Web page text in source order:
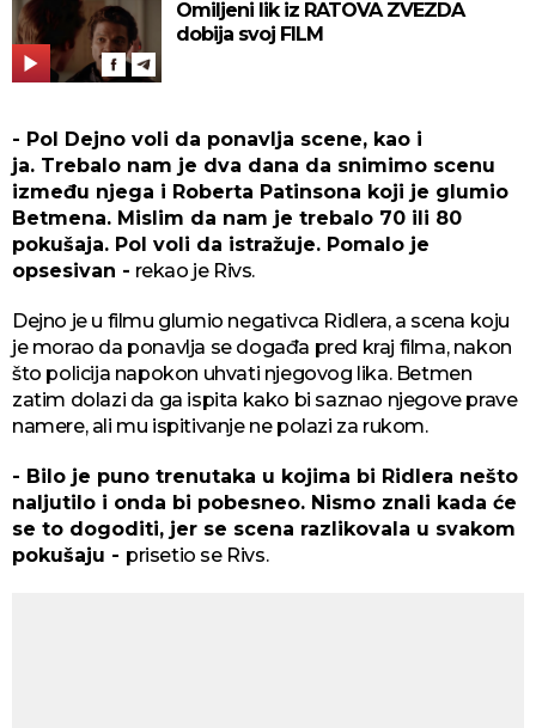
Omiljeni lik iz RATOVA ZVEZDA
dobija svoj FILM
- Pol Dejno voli da ponavlja scene, kao i
ja. Trebalo nam je dva dana da snimimo scenu
između njega i Roberta Patinsona koji je glumio
Betmena. Mislim da nam je trebalo 70 ili 80
pokušaja. Pol voli da istražuje. Pomalo je
opsesivan - rekao je Rivs.
Dejno je u filmu glumio negativca Ridlera, a scena koju
je morao da ponavlja se događa pred kraj filma, nakon
što policija napokon uhvati njegovog lika. Betmen
zatim dolazi da ga ispita kako bi saznao njegove prave
namere, ali mu ispitivanje ne polazi za rukom.
- Bilo je puno trenutaka u kojima bi Ridlera nešto
naljutilo i onda bi pobesneo. Nismo znali kada će
se to dogoditi, jer se scena razlikovala u svakom
pokušaju - prisetio se Rivs.